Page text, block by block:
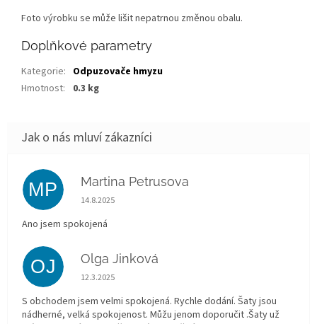
Foto výrobku se může lišit nepatrnou změnou obalu.
Doplňkové parametry
Kategorie: Odpuzovače hmyzu
Hmotnost: 0.3 kg
MP Martina Petrusova
Hodnocení obchodu je 5 z 5 hvězdiček.
14.8.2025
Ano jsem spokojená
OJ Olga Jinková
Hodnocení obchodu je 5 z 5 hvězdiček.
12.3.2025
S obchodem jsem velmi spokojená. Rychle dodání. Šaty jsou
nádherné, velká spokojenost. Můžu jenom doporučit .Šaty už